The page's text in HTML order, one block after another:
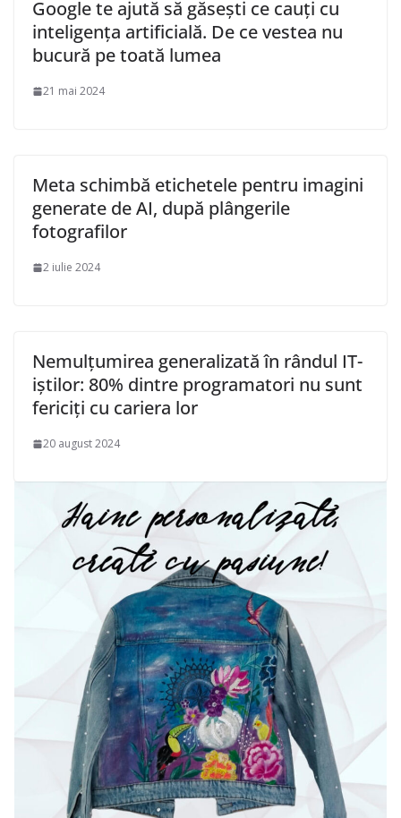
Google te ajută să găsești ce cauți cu
inteligența artificială. De ce vestea nu
bucură pe toată lumea
21 mai 2024
Meta schimbă etichetele pentru imagini
generate de AI, după plângerile
fotografilor
2 iulie 2024
Nemulțumirea generalizată în rândul IT-
iștilor: 80% dintre programatori nu sunt
fericiți cu cariera lor
20 august 2024